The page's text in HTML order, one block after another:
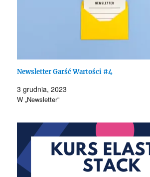
Newsletter Garść Wartości #4
3 grudnia, 2023
W „Newsletter"